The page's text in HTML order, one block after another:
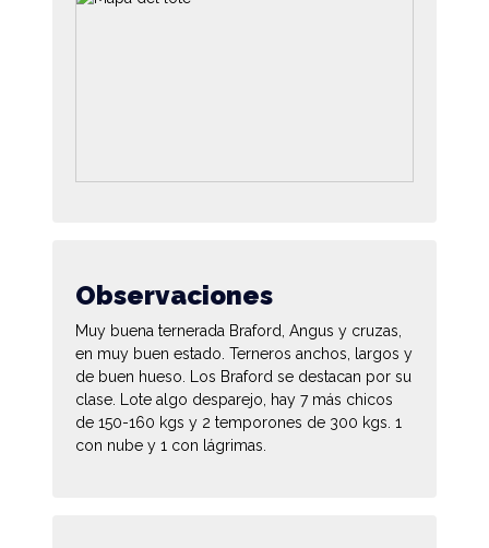
Observaciones
Muy buena ternerada Braford, Angus y cruzas,
en muy buen estado. Terneros anchos, largos y
de buen hueso. Los Braford se destacan por su
clase. Lote algo desparejo, hay 7 más chicos
de 150-160 kgs y 2 temporones de 300 kgs. 1
con nube y 1 con lágrimas.